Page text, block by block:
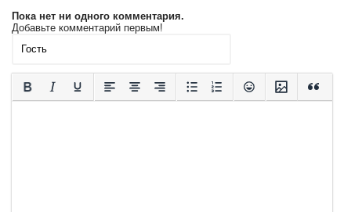
Пока нет ни одного комментария.
Добавьте комментарий первым!